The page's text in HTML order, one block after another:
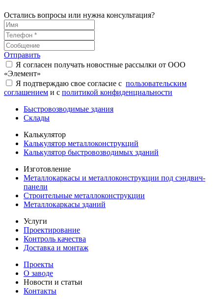
Остались вопросы или нужна консультация?
Отправить
Я согласен получать новостные рассылки от ООО
«Элемент»
Я подтверждаю свое согласие с пользовательским
соглашением и с политикой конфиденциальности
Быстровозводимые здания
Склады
Калькулятор
Калькулятор металлоконструкций
Калькулятор быстровозводимых зданий
Изготовление
Металлокаркасы и металлоконструкции под сэндвич-
панели
Строительные металлоконструкции
Металлокаркасы зданий
Услуги
Проектирование
Контроль качества
Доставка и монтаж
Проекты
О заводе
Новости и статьи
Контакты